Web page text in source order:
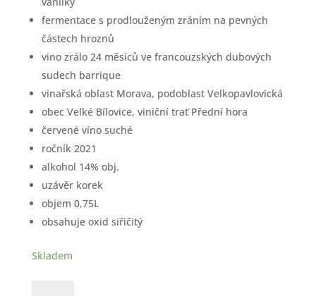
fermentace s prodlouženým zráním na pevných
částech hroznů
vino zrálo 24 měsíců ve francouzských dubových
sudech barrique
vinařská oblast Morava, podoblast Velkopavlovická
obec Velké Bílovice, viniční trať Přední hora
červené víno suché
ročník 2021
alkohol 14% obj.
uzávěr korek
objem 0,75L
obsahuje oxid siřičitý
Skladem